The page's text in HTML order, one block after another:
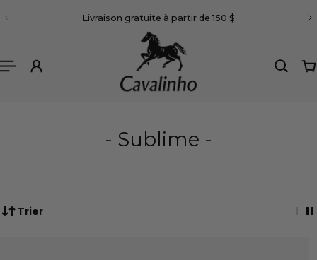
AU CONTENULivraison gratuite à partir de 150 $
- Sublime -
Trier